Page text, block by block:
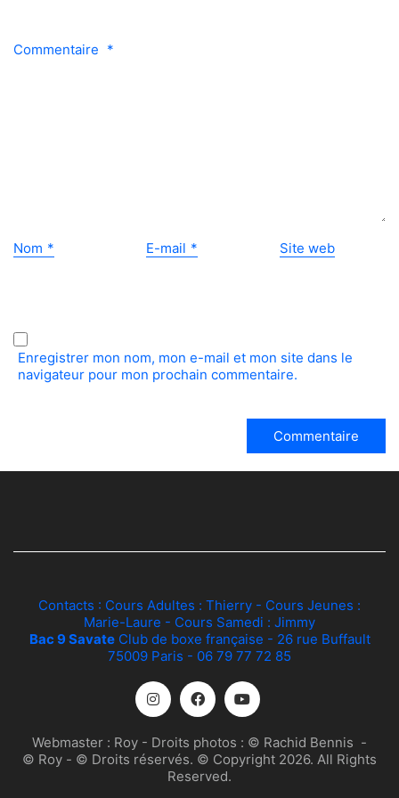
Commentaire *
Nom * E-mail * Site web
Enregistrer mon nom, mon e-mail et mon site dans le
navigateur pour mon prochain commentaire.
Contacts : Cours Adultes : Thierry - Cours Jeunes :
Marie-Laure - Cours Samedi : Jimmy
Bac 9 SavateClub de boxe française - 26 rue Buffault
75009 Paris - 06 79 77 72 85
Webmaster : Roy - Droits photos : © Rachid Bennis -
© Roy - © Droits réservés. © Copyright 2026. All Rights
Reserved.